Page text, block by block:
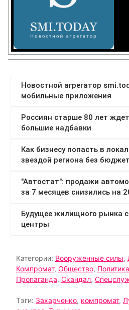
Категории: Вооруженные силы,
Компромат, Общество, Политика
Пропаганда, Скандал,
Тэги: Захарченко, компромат,